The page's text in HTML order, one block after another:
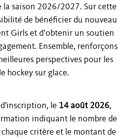
saison 2026/2027. Sur cette
de bénéficier du nouveau
Girls et d’obtenir un soutien
Ensemble, renforçons
perspectives pour les
hockey sur glace.
le 14 août 2026,
indiquant le nombre de
critère et le montant de